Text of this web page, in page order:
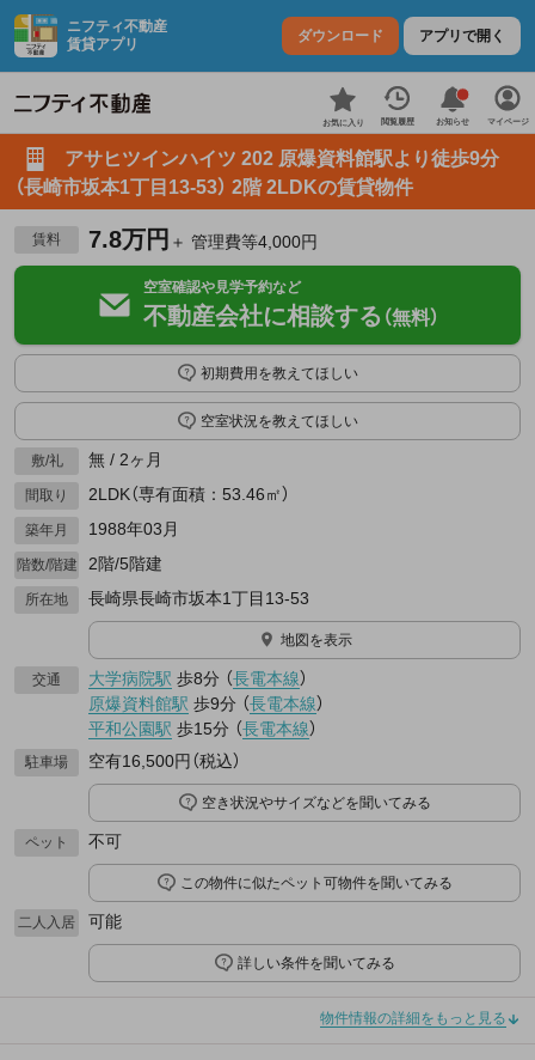
ニフティ不動産
賃貸アプリ
ダウンロード アプリで開く
お気に入り 閲覧履歴 お知らせ マイページ
アサヒツインハイツ 202 原爆資料館駅より徒歩9分
（長崎市坂本1丁目13-53） 2階 2LDKの賃貸物件
賃料 7.8万円 ＋ 管理費等4,000円
空室確認や見学予約など
不動産会社に相談する （無料）
初期費用を教えてほしい
空室状況を教えてほしい
敷/礼 無 / 2ヶ月
間取り 2LDK（専有面積：53.46㎡）
築年月 1988年03月
階数/階建 2階/5階建
所在地 長崎県長崎市坂本1丁目13-53
地図を表示
交通 大学病院駅 歩8分 （長電本線）
原爆資料館駅 歩9分 （長電本線）
平和公園駅 歩15分 （長電本線）
駐車場 空有16,500円（税込）
空き状況やサイズなどを聞いてみる
ペット 不可
この物件に似たペット可物件を聞いてみる
二人入居 可能
詳しい条件を聞いてみる
物件情報の詳細をもっと見る